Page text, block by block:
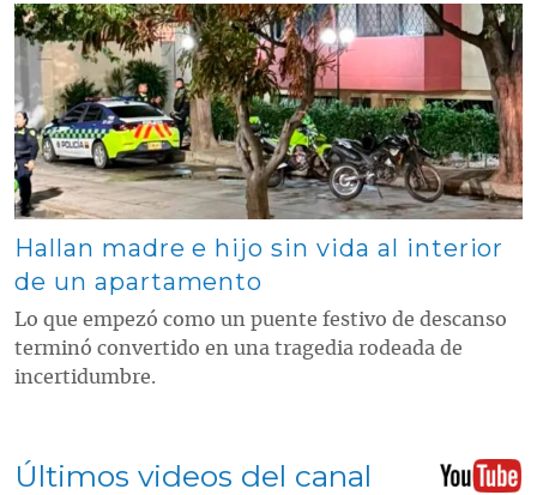
Contenido multimedia principal
Hallan madre e hijo sin vida al interior
de un apartamento
Lo que empezó como un puente festivo de descanso
terminó convertido en una tragedia rodeada de
incertidumbre.
Últimos videos del canal